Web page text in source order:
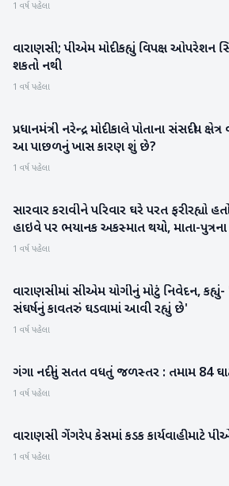
1 વર્ષ પહેલા
રાષ્ટ્રીય
વારાણસી; પીએમ મોદી કહ્યું વિપક્ષ ઓપરેશન
શકતો નથી
1 વર્ષ પહેલા
રાષ્ટ્રીય
પ્રધાનમંત્રી નરેન્દ્ર મોદી કાલે પોતાના સંસદીય
આ પાછળનું ખાસ કારણ શું છે?
1 વર્ષ પહેલા
રાષ્ટ્રીય
સારવાર કરાવીને પરિવાર ઘરે પરત ફરી રહ્યો
હાઇવે પર ભયાનક અકસ્માત થયો, માતા-
1 વર્ષ પહેલા
રાષ્ટ્રીય
વારાણસીમાં સીએમ યોગીનું મોટું નિવેદન, કહ્યું-
સંઘર્ષનું કાવતરું ઘડવામાં આવી રહ્યું છે'
1 વર્ષ પહેલા
રાષ્ટ્રીય
ગંગા નદીનું સતત વધતું જળસ્તર : તમામ 84
1 વર્ષ પહેલા
રાષ્ટ્રીય
વારાણસી ગેંગરેપ કેસમાં કડક કાર્યવાહી માટે
1 વર્ષ પહેલા